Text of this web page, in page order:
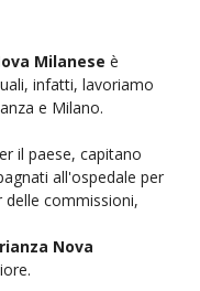
Milanese è
infatti, lavoriamo
e Milano.
il paese, capitano
all'ospedale per
commissioni,
Nova